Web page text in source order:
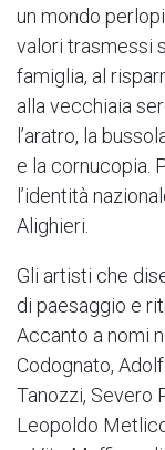
un mondo
valori trasmessi
famiglia, al
alla vecchiaia
l’aratro, la
e la cornucopia.
l’identità
Alighieri.
Gli artisti che
di paesaggio e
Accanto a nomi
Codognato,
Tanozzi, Severo
Leopoldo